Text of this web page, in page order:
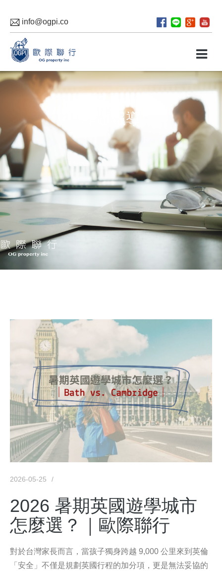
info@ogpi.co
專題報導
2026-05-25
2026 暑期英國遊學城市
怎麼選？｜歐際聯行
對於台灣家長而言，當孩子獨身跨越 9,000 公里來到英倫
「安全」不僅是規劃英國行程的加分項，更是無法妥協的